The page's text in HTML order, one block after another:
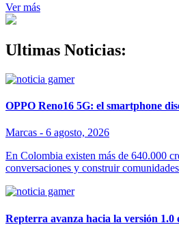
Ver más
Ultimas Noticias:
OPPO Reno16 5G: el smartphone
Marcas - 6 agosto, 2026
En Colombia existen más de 640.000
conversaciones y construir
Repterra avanza hacia la versión 1.0